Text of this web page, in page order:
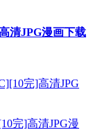
清JPG漫画下载
完]高清JPG漫